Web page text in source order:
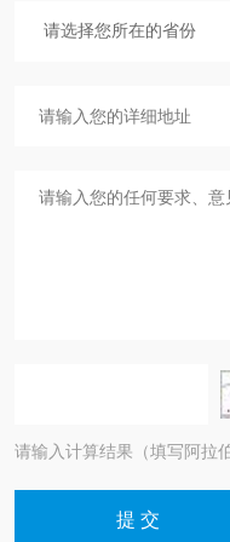
请输入计算结果（填写阿拉